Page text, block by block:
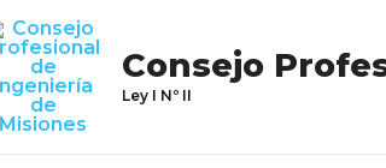
Consejo
Ley I Nº II